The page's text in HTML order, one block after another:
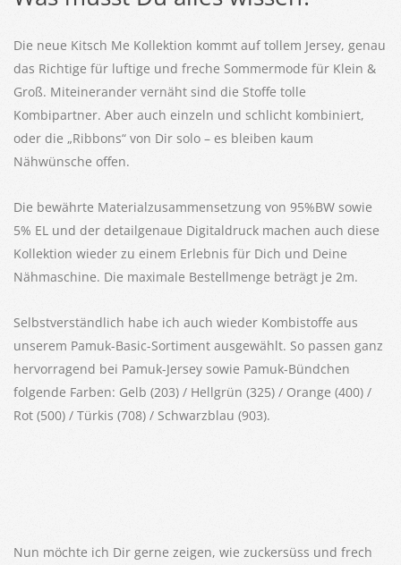
Die neue Kitsch Me Kollektion kommt auf tollem Jersey, genau
das Richtige für luftige und freche Sommermode für Klein &
Groß. Miteinerander vernäht sind die Stoffe tolle
Kombipartner. Aber auch einzeln und schlicht kombiniert,
oder die „Ribbons“ von Dir solo – es bleiben kaum
Nähwünsche offen.
Die bewährte Materialzusammensetzung von 95%BW sowie
5% EL und der detailgenaue Digitaldruck machen auch diese
Kollektion wieder zu einem Erlebnis für Dich und Deine
Nähmaschine. Die maximale Bestellmenge beträgt je 2m.
Selbstverständlich habe ich auch wieder Kombistoffe aus
unserem Pamuk-Basic-Sortiment ausgewählt. So passen ganz
hervorragend bei Pamuk-Jersey sowie Pamuk-Bündchen
folgende Farben: Gelb (203) / Hellgrün (325) / Orange (400) /
Rot (500) / Türkis (708) / Schwarzblau (903).
Nun möchte ich Dir gerne zeigen, wie zuckersüss und frech